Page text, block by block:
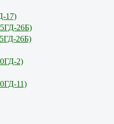
17)
26Б)
26Б)
2)
11)